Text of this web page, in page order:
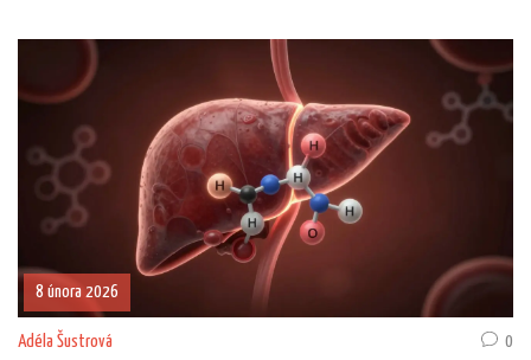
8 února 2026
Adéla Šustrová 0